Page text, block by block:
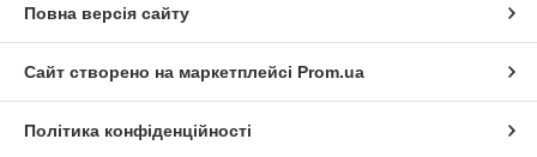
Повна версія сайту
Сайт створено на маркетплейсі Prom.ua
Політика конфіденційності